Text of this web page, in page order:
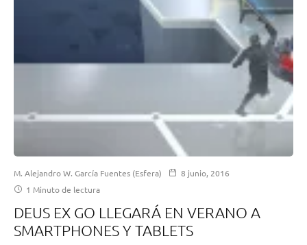
M. Alejandro W. García Fuentes (Esfera)
8 junio, 2016
1 Minuto de lectura
DEUS EX GO LLEGARÁ EN VERANO A
SMARTPHONES Y TABLETS